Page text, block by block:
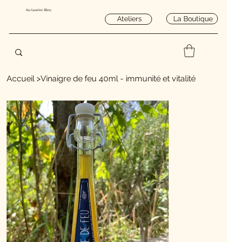
Au Laurier Bleu
Ateliers La Boutique
Accueil >Vinaigre de feu 40ml - immunité et vitalité